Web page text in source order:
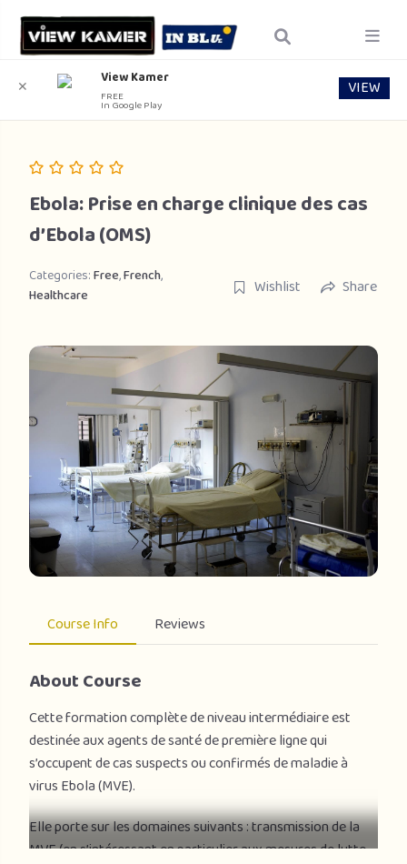
Ebola: Prise en charge clinique des cas
d’Ebola (OMS)
Categories:Free,French,
Healthcare
Wishlist Share
Course Info Reviews
About Course
Cette formation complète de niveau intermédiaire est
destinée aux agents de santé de première ligne qui
s’occupent de cas suspects ou confirmés de maladie à
virus Ebola (MVE).
Elle porte sur les domaines suivants : transmission de la
MVE (en s’intéressant en particulier aux mesures de lutte
✕ View Kamer
FREE
In Google Play
VIEW